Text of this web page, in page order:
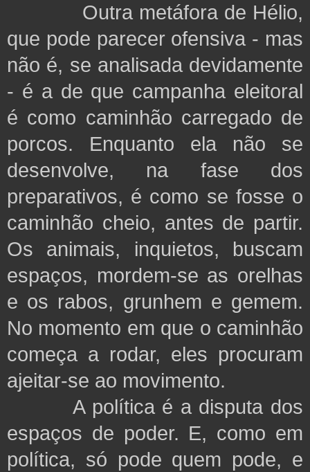
Outra metáfora de Hélio,
que pode parecer ofensiva - mas
não é, se analisada devidamente
- é a de que campanha eleitoral
é como caminhão carregado de
porcos. Enquanto ela não se
desenvolve, na fase dos
preparativos, é como se fosse o
caminhão cheio, antes de partir.
Os animais, inquietos, buscam
espaços, mordem-se as orelhas
e os rabos, grunhem e gemem.
No momento em que o caminhão
começa a rodar, eles procuram
ajeitar-se ao movimento.
A política é a disputa dos
espaços de poder. E, como em
política, só pode quem pode, e